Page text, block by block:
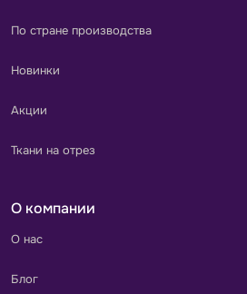
По стране производства
Новинки
Акции
Ткани на отрез
О компании
О нас
Блог